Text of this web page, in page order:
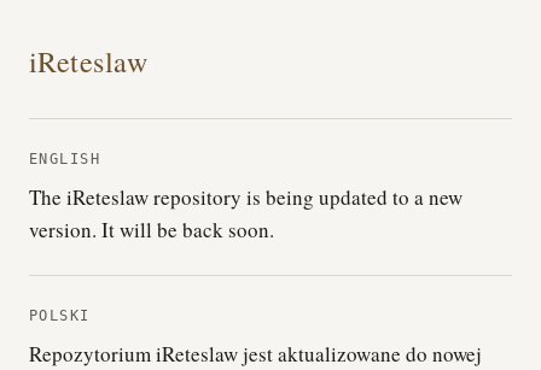
iReteslaw
ENGLISH
The iReteslaw repository is being updated to a new
version. It will be back soon.
POLSKI
Repozytorium iReteslaw jest aktualizowane do nowej